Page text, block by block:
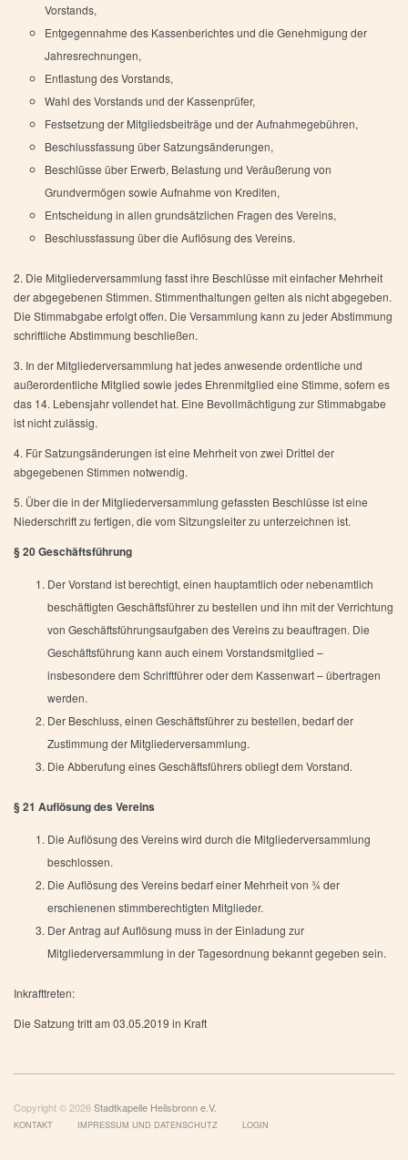
Vorstands,
Entgegennahme des Kassenberichtes und die Genehmigung der
Jahresrechnungen,
Entlastung des Vorstands,
Wahl des Vorstands und der Kassenprüfer,
Festsetzung der Mitgliedsbeiträge und der Aufnahmegebühren,
Beschlussfassung über Satzungsänderungen,
Beschlüsse über Erwerb, Belastung und Veräußerung von
Grundvermögen sowie Aufnahme von Krediten,
Entscheidung in allen grundsätzlichen Fragen des Vereins,
Beschlussfassung über die Auflösung des Vereins.
2. Die Mitgliederversammlung fasst ihre Beschlüsse mit einfacher Mehrheit
der abgegebenen Stimmen. Stimmenthaltungen gelten als nicht abgegeben.
Die Stimmabgabe erfolgt offen. Die Versammlung kann zu jeder Abstimmung
schriftliche Abstimmung beschließen.
3. In der Mitgliederversammlung hat jedes anwesende ordentliche und
außerordentliche Mitglied sowie jedes Ehrenmitglied eine Stimme, sofern es
das 14. Lebensjahr vollendet hat. Eine Bevollmächtigung zur Stimmabgabe
ist nicht zulässig.
4. Für Satzungsänderungen ist eine Mehrheit von zwei Drittel der
abgegebenen Stimmen notwendig.
5. Über die in der Mitgliederversammlung gefassten Beschlüsse ist eine
Niederschrift zu fertigen, die vom Sitzungsleiter zu unterzeichnen ist.
§ 20 Geschäftsführung
Der Vorstand ist berechtigt, einen hauptamtlich oder nebenamtlich
beschäftigten Geschäftsführer zu bestellen und ihn mit der Verrichtung
von Geschäftsführungsaufgaben des Vereins zu beauftragen. Die
Geschäftsführung kann auch einem Vorstandsmitglied –
insbesondere dem Schriftführer oder dem Kassenwart – übertragen
werden.
Der Beschluss, einen Geschäftsführer zu bestellen, bedarf der
Zustimmung der Mitgliederversammlung.
Die Abberufung eines Geschäftsführers obliegt dem Vorstand.
§ 21 Auflösung des Vereins
Die Auflösung des Vereins wird durch die Mitgliederversammlung
beschlossen.
Die Auflösung des Vereins bedarf einer Mehrheit von ¾ der
erschienenen stimmberechtigten Mitglieder.
Der Antrag auf Auflösung muss in der Einladung zur
Mitgliederversammlung in der Tagesordnung bekannt gegeben sein.
Inkrafttreten:
Die Satzung tritt am 03.05.2019 in Kraft
Copyright © 2026Stadtkapelle Heilsbronn e.V.
KONTAKT IMPRESSUM UND DATENSCHUTZ LOGIN